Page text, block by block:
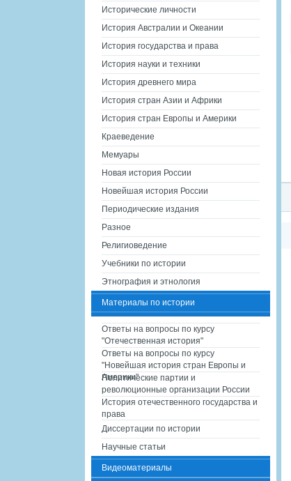
Исторические личности
История Австралии и Океании
История государства и права
История науки и техники
История древнего мира
История стран Азии и Африки
История стран Европы и Америки
Краеведение
Мемуары
Новая история России
Новейшая история России
Периодические издания
Разное
Религиоведение
Учебники по истории
Этнография и этнология
Материалы по истории
Ответы на вопросы по курсу
"Отечественная история"
Ответы на вопросы по курсу
"Новейшая история стран Европы и
Америки"
Политические партии и
революционные организации России
История отечественного государства и
права
Диссертации по истории
Научные статьи
Видеоматериалы